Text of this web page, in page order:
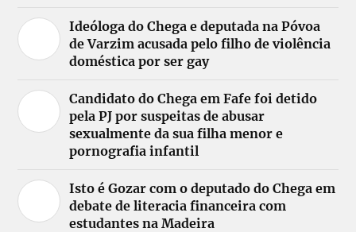
Ideóloga do Chega e deputada na Póvoa
de Varzim acusada pelo filho de violência
doméstica por ser gay
Candidato do Chega em Fafe foi detido
pela PJ por suspeitas de abusar
sexualmente da sua filha menor e
pornografia infantil
Isto é Gozar com o deputado do Chega em
debate de literacia financeira com
estudantes na Madeira